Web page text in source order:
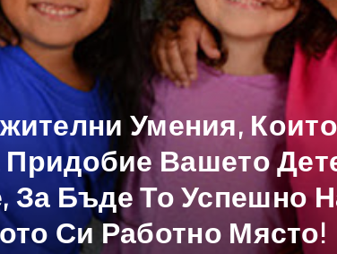
На Бъдещето:
От Биопластмаса За
Вашето Дете.